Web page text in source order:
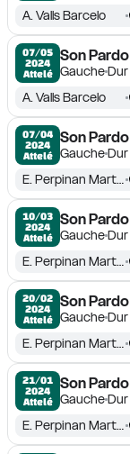
A. Valls Barcelo
07/05
2024
Attelé
Son Pardo
GaucheDur
A. Valls Barcelo
07/04
2024
Attelé
Son Pardo
GaucheDur
E. Perpinan Martin
10/03
2024
Attelé
Son Pardo
GaucheDur
E. Perpinan Martin
20/02
2024
Attelé
Son Pardo
GaucheDur
E. Perpinan Martin
21/01
2024
Attelé
Son Pardo
GaucheDur
E. Perpinan Martin